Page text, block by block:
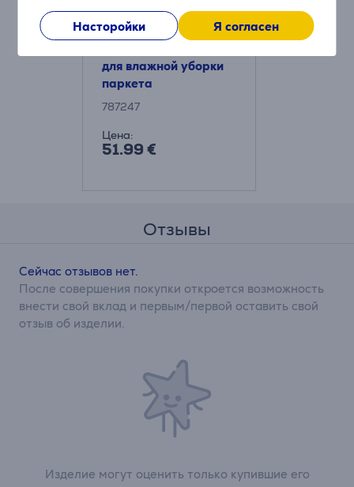
Насторойки Я согласен
для влажной уборки
паркета
787247
Цена:
51.99 €
Отзывы
Изделие могут оценить только купившие его
Сейчас отзывов нет.
После совершения покупки откроется возможность
внести свой вклад и первым/первой оставить свой
отзыв об изделии.